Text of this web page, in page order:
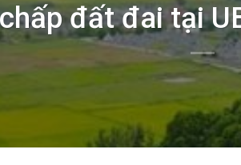
đất đai tại